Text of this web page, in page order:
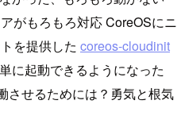
がもろもろ対応 CoreOSにニ
を提供した coreos-cloudinit
に起動できるようになった
させるためには？勇気と根気